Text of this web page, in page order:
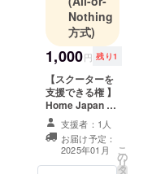
Nothing
方式)
1,000円 残り1
【スクーターを
支援できる権 】
Home Japan に
滞在する方が買
い物やお出かけ
に使えるスクー
ター（中古OK）
を支援できま
支援者：1人
お届け予定：
2025年01月
こ
の
リ
タ